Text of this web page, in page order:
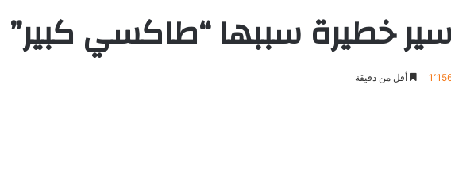
خطيرة سببها “طاكسي كبير”
أقل من دقيقة